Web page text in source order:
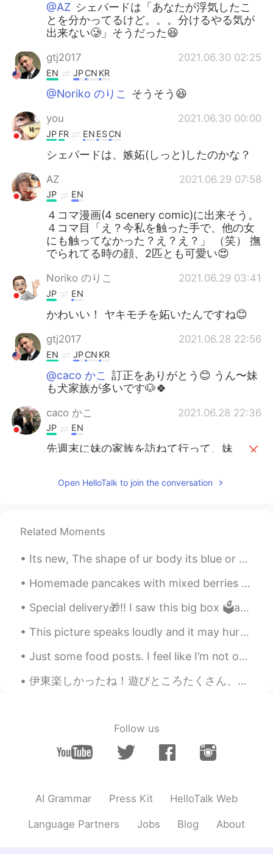
@AZ シェパードは「あなたが浮気したこ
とを分かってるけど。。。分けるやる気が
出来ない🥲」そうだった😆
gtj2017 2021.06.30 02:25
EN JPCN KR
@Noriko のりこ そうそう😆
you 2021.06.30 00:00
JP FR EN ESCN
シェパードは、嫉妬(しっと)したのかな？
AZ 2021.06.29 07:58
JP EN
４コマ漫画(4 scenery comic)に出来そう。
４コマ目「え？今私を触った手で、他の女
にも触ってなかった？え？え？」 （笑） 撫
でられてる時の顔、2匹とも可愛い😍
Noriko のりこ 2021.06.29 03:41
JP EN
かわいい！ ヤキモチを妬いたんですね😊
gtj2017 2021.06.28 22:56
EN JPCN KR
@caco かこ
訂正をありがとう😊 うん〜妹
も犬家族が多いです🐶🍀
caco かこ 2021.06.28 22:36
JP EN
先週末に妹の家族を訪ねて行って、妹
先週末に妹の家族を訪ねて行って、妹
はよく私の横に来た
はよく私の横に来た
このシェパードはナデナデが好きだか
ら、私が違う犬を撫でる時にとても羨
まし くな ったそう (笑)
このシェパードはナデナデが好きだか
ましそうだった(笑)
煩くて吠えてた🤣
Open HelloTalk to join the conversation
Related Moments
Its new, The shape of ur body its blue or green, Idk The feeling l've got is ohhh😀😀 Its a corona ...
Homemade pancakes with mixed berries and banana slices ❤️. The best way to start a productive day...
Special delivery🎁!! I saw this big box 🗳️at work today and wondered if I could mail myself to Ch...
This picture speaks loudly and it may hurt your heart as it has mine. This man looks like he is ...
Just some food posts. I feel like I’m not on here as much anymore but I want to make new friends!...
伊東楽しかったね！遊びところたくさん、あって、食べ物も悪くなかった。天気も出かけ絶好だったね。また伊豆に行って遊びたいなあ。下田とか、白浜ビーチとか 残念ながら明日は仕事。。でもすぐ4連休が...
Follow us
AI Grammar Press Kit HelloTalk Web
Language Partners Jobs Blog About